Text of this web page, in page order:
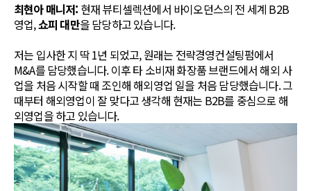
최현아 매니저: 현재 뷰티셀렉션에서 바이오던스의 전 세계 B2B
영업,쇼피 대만을 담당하고 있습니다.
저는 입사한 지 딱 1년 되었고, 원래는 전략경영컨설팅펌에서
M&A를 담당했습니다. 이후 타 소비재 화장품 브랜드에서 해외 사
업을 처음 시작할 때 조인해 해외영업 일을 처음 담당했습니다. 그
때부터 해외영업이 잘 맞다고 생각해 현재는 B2B를 중심으로 해
외영업을 하고 있습니다.